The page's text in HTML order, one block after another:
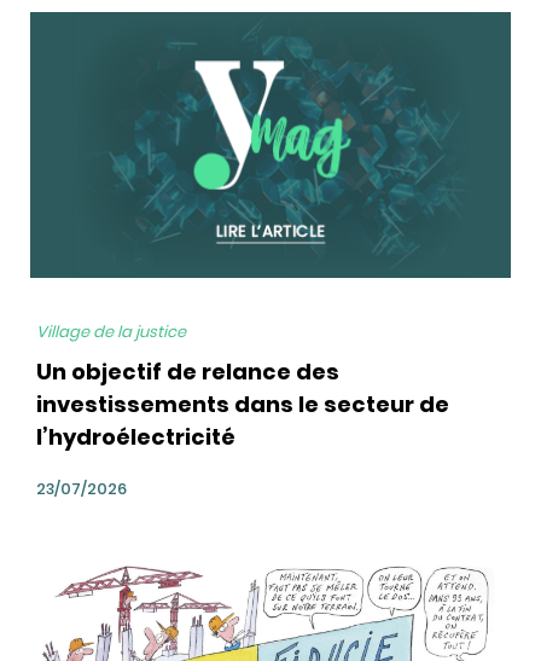
Village de la justice
Un objectif de relance des
investissements dans le secteur de
l’hydroélectricité
23/07/2026